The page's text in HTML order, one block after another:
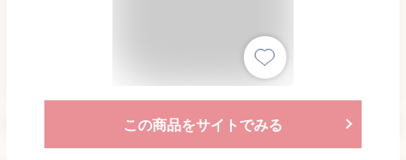
この商品をサイトでみる